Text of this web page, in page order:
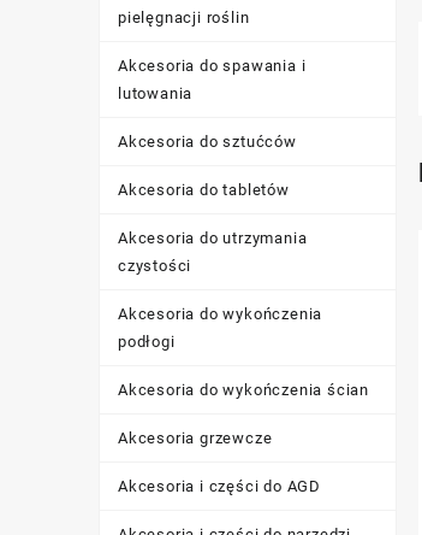
pielęgnacji roślin
Akcesoria do spawania i
lutowania
Akcesoria do sztućców
Akcesoria do tabletów
Akcesoria do utrzymania
czystości
Akcesoria do wykończenia
podłogi
Akcesoria do wykończenia ścian
Akcesoria grzewcze
Akcesoria i części do AGD